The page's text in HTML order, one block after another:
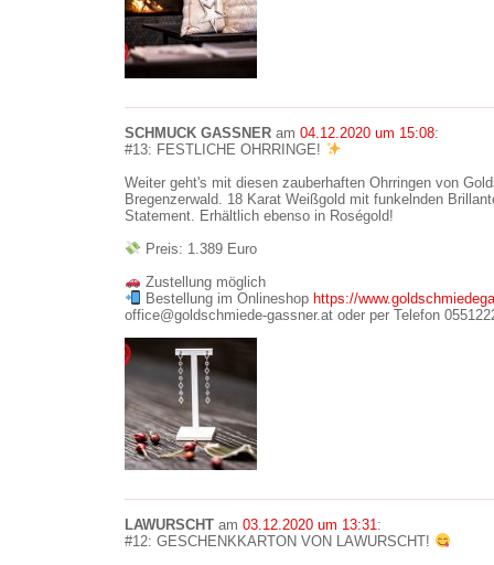
SCHMUCK GASSNER am 04.12.2020 um 15:08:
#13: FESTLICHE OHRRINGE!
Weiter geht's mit diesen zauberhaften Ohrringen von
Bregenzerwald. 18 Karat Weißgold mit funkelnden
Statement. Erhältlich ebenso in Roségold!
Preis: 1.389 Euro
Zustellung möglich
Bestellung im Onlineshop https://
office@goldschmiede-gassner.at oder per Telefon
LAWURSCHT am 03.12.2020 um 13:31:
#12: GESCHENKKARTON VON LAWURSCHT!